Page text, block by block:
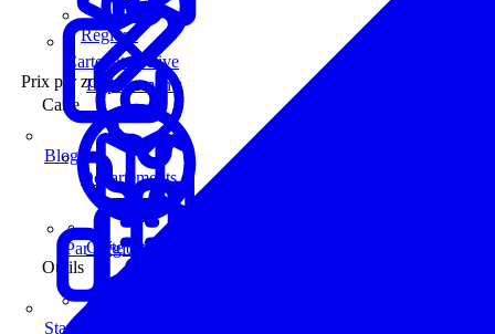
Carte interactive
Prix par zone
Par Région
Départements
Carte
Carte interactive
Outils
Régions
Départements
Blog
Statistiques